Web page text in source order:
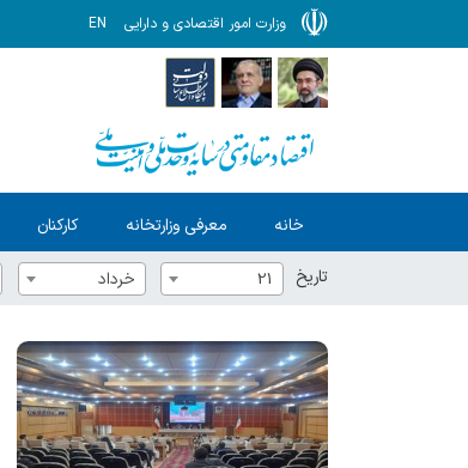
وزارت امور اقتصادی و دارایی EN
خانه معرفی وزارتخانه کارکنان
تاریخ 21 خرداد